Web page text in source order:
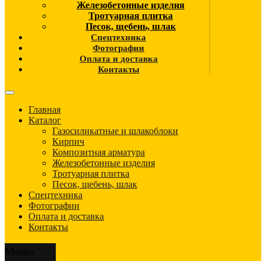
Железобетонные изделия
Тротуарная плитка
Песок, щебень, шлак
Спецтехника
Фотографии
Оплата и доставка
Контакты
Главная
Каталог
Газосиликатные и шлакоблоки
Кирпич
Композитная арматура
Железобетонные изделия
Тротуарная плитка
Песок, щебень, шлак
Спецтехника
Фотографии
Оплата и доставка
Контакты